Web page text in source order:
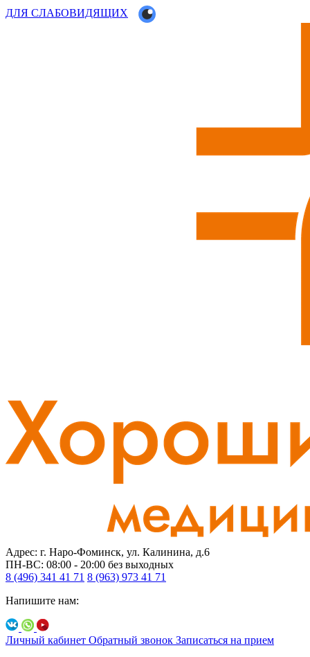
ДЛЯ СЛАБОВИДЯЩИХ
Адрес: г. Наро-Фоминск, ул. Калинина, д.6
ПН-ВС: 08:00 - 20:00 без выходных
8 (496) 341 41 71 8 (963) 973 41 71
Напишите нам:
Личный кабинет Обратный звонок Записаться на прием